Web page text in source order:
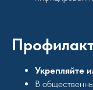
Укрепляйте
В